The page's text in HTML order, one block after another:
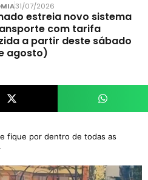
31/07/2026
estreia novo sistema
com tarifa
a partir deste sábado
agosto)
fique por dentro de todas as